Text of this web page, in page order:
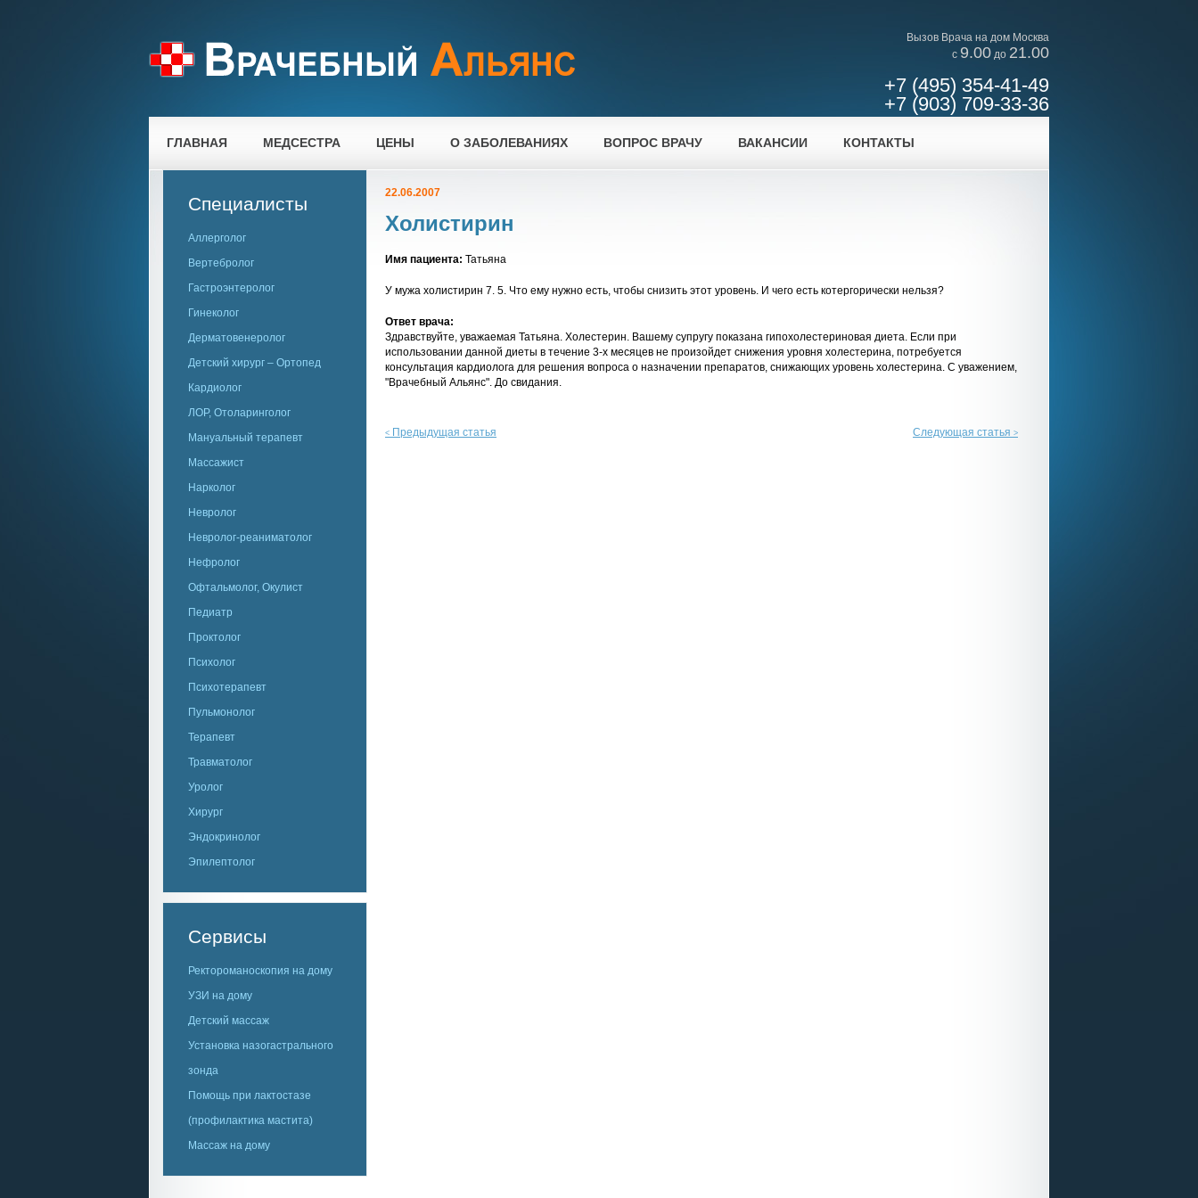
Вызов Врача на дом Москва
c 9.00 до 21.00
+7 (495) 354-41-49
+7 (903) 709-33-36
ГЛАВНАЯ МЕДСЕСТРА ЦЕНЫ О ЗАБОЛЕВАНИЯХ ВОПРОС ВРАЧУ ВАКАНСИИ КОНТАКТЫ
Специалисты
Аллерголог
Вертебролог
Гастроэнтеролог
Гинеколог
Дерматовенеролог
Детский хирург – Ортопед
Кардиолог
ЛОР, Отоларинголог
Мануальный терапевт
Массажист
Нарколог
Невролог
Невролог-реаниматолог
Нефролог
Офтальмолог, Окулист
Педиатр
Проктолог
Психолог
Психотерапевт
Пульмонолог
Терапевт
Травматолог
Уролог
Хирург
Эндокринолог
Эпилептолог
Сервисы
Ректороманоскопия на дому
УЗИ на дому
Детский массаж
Установка назогастрального
зонда
Помощь при лактостазе
(профилактика мастита)
Массаж на дому
22.06.2007
Холистирин
Имя пациента: Татьяна
У мужа холистирин 7. 5. Что ему нужно есть, чтобы снизить этот уровень. И чего есть котергорически нельзя?
Ответ врача:
Здравствуйте, уважаемая Татьяна. Холестерин. Вашему супругу показана гипохолестериновая диета. Если при
использовании данной диеты в течение 3-х месяцев не произойдет снижения уровня холестерина, потребуется
консультация кардиолога для решения вопроса о назначении препаратов, снижающих уровень холестерина. С уважением,
"Врачебный Альянс". До свидания.
< Предыдущая статья Следующая статья >